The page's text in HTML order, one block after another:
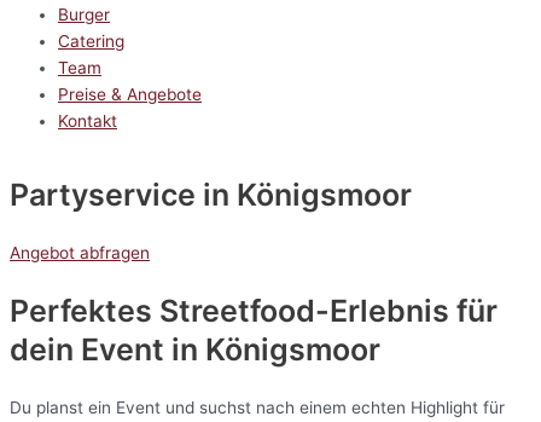
Burger
Catering
Team
Preise & Angebote
Kontakt
Partyservice in Königsmoor
Angebot abfragen
Perfektes Streetfood-Erlebnis für
dein Event in Königsmoor
Du planst ein Event und suchst nach einem echten Highlight für